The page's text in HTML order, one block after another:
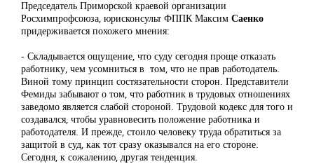
Председатель Приморской краевой организации
Росхимпрофсоюза, юрисконсульт ФППК Максим Саенко
придерживается похожего мнения:
- Складывается ощущение, что суду сегодня проще отказать
работнику, чем усомниться в том, что не прав работодатель.
Виной тому принцип состязательности сторон. Представители
Фемиды забывают о том, что работник в трудовых отношениях
заведомо является слабой стороной. Трудовой кодекс для того и
создавался, чтобы уравновесить положение работника и
работодателя. И прежде, стоило человеку труда обратиться за
защитой в суд, как тот сразу оказывался на его стороне.
Сегодня, к сожалению, другая тенденция.